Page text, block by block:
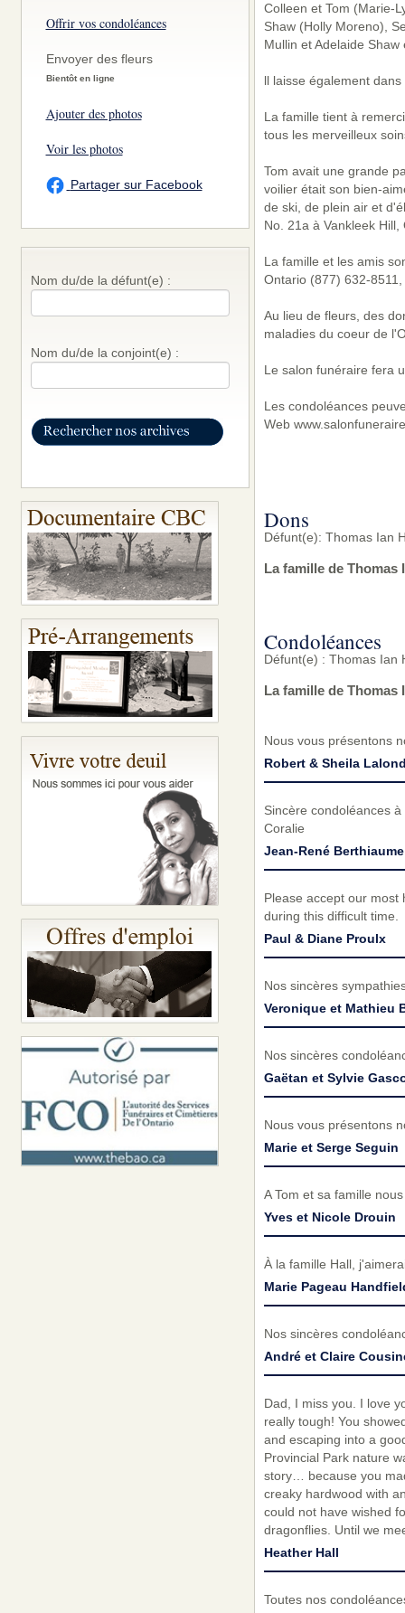
Offrir vos condoléances
Envoyer des fleurs
Bientôt en ligne
Ajouter des photos
Voir les photos
Partager sur Facebook
Nom du/de la défunt(e) :
Nom du/de la conjoint(e) :
Colleen et Tom (Marie-
Shaw (Holly Moreno),
Mullin et Adelaide
ll laisse également
La famille tient à
tous les merveilleux
Tom avait une grande
voilier était son bien-
de ski, de plein air et
No. 21a à Vankleek Hill,
La famille et les amis
Ontario (877) 632-
Au lieu de fleurs, des
maladies du coeur de
Le salon funéraire fera
Les condoléances
Web
Dons
Défunt(e): Thomas Ian
La famille de
Condoléances
Défunt(e) : Thomas Ian
La famille de
Nous vous présentons
Robert & Sheila
Sincère condoléances
Coralie
Jean-René Berthiaume
Please accept our
during this difficult time.
Paul & Diane Proulx
Nos sincères
Veronique et Mathieu
Nos sincères
Gaëtan et Sylvie
Nous vous présentons
Marie et Serge Seguin
A Tom et sa famille
Yves et Nicole Drouin
À la famille Hall,
Marie Pageau
Nos sincères
André et Claire
Dad, I miss you. I love
really tough! You
and escaping into a
Provincial Park nature
story… because you
creaky hardwood with
could not have wished
dragonflies. Until we
Heather Hall
Toutes nos